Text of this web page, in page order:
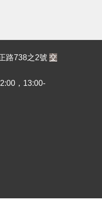
路738之2號 交
，13:00-